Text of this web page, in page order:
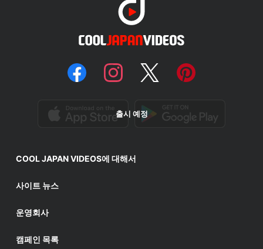
출시 예정
COOL JAPAN VIDEOS에 대해서
사이트 뉴스
운영회사
캠페인 목록